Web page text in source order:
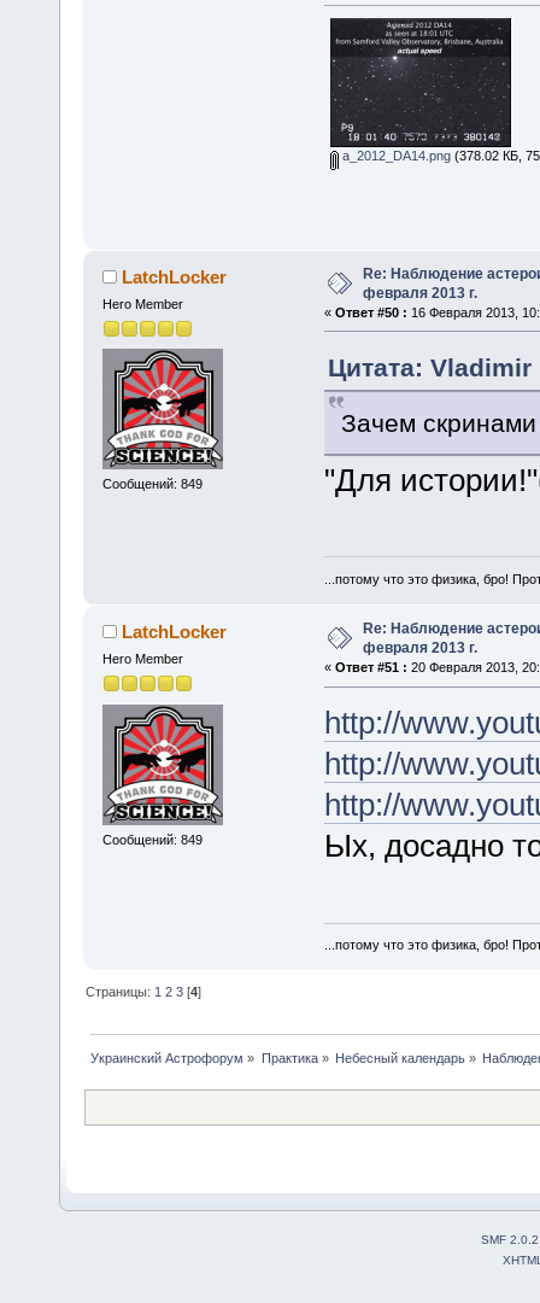
a_2012_DA14.png(378.02 КБ,
LatchLocker
Hero Member
Сообщений: 849
Re: Наблюдение
февраля 2013 г.
« Ответ #50 : 16 Февраля 2013,
Цитата:
Зачем скринами
"Для
...потому что это физика, бро!
LatchLocker
Hero Member
Сообщений: 849
Re: Наблюдение
февраля 2013 г.
« Ответ #51 : 20 Февраля 2013,
http://
http://
http://
Ых, досадно
...потому что это физика, бро!
Страницы: 1 2 3 [4]
Украинский Астрофорум » Практика» Небесный календарь»
SMF 2.0.2